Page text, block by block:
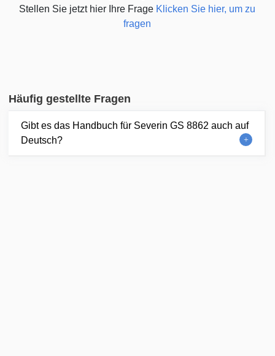
Stellen Sie jetzt hier Ihre Frage Klicken Sie hier, um zu
fragen
Häufig gestellte Fragen
Gibt es das Handbuch für Severin GS 8862 auch auf
Deutsch?